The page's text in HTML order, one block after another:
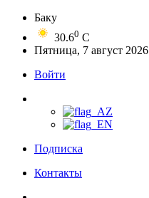
Баку
30.60 C
Пятница, 7 август 2026
Войти
Подписка
Контакты